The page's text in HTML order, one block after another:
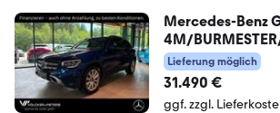
Mercedes-Benz
4M/
/LED/AHK/HUD
Lieferung möglich
31.490 €
ggf. zzgl.